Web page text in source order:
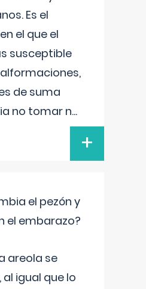
Es el
el que el
susceptible
de suma
no tomar n...
+
el pezón y
el embarazo?
areola se
igual que lo